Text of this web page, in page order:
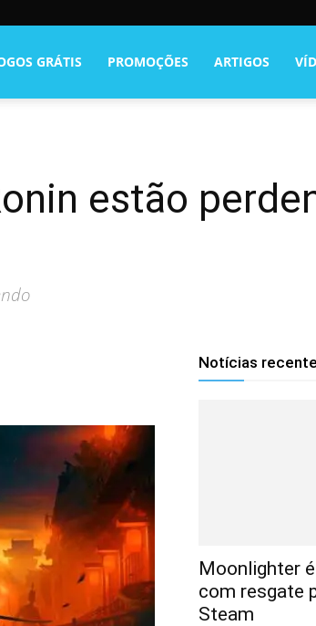
GRÁTIS PROMOÇÕES ARTIGOS
estão
Notícias
Moonlighter
com resgate
Steam